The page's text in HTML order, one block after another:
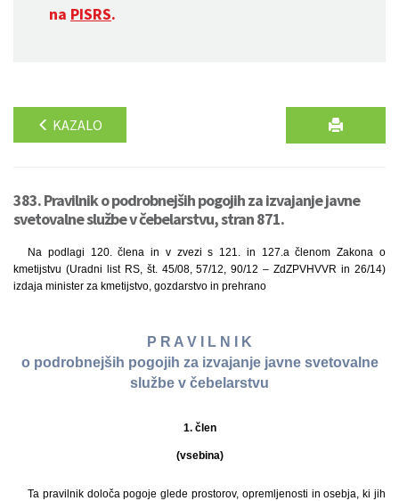
na PISRS.
KAZALO
383. Pravilnik o podrobnejših pogojih za izvajanje javne
svetovalne službe v čebelarstvu, stran 871.
Na podlagi 120. člena in v zvezi s 121. in 127.a členom Zakona o
kmetijstvu (Uradni list RS, št. 45/08, 57/12, 90/12 – ZdZPVHVVR in 26/14)
izdaja minister za kmetijstvo, gozdarstvo in prehrano
P R A V I L N I K
o podrobnejših pogojih za izvajanje javne svetovalne
službe v čebelarstvu
1. člen
(vsebina)
Ta pravilnik določa pogoje glede prostorov, opremljenosti in osebja, ki jih